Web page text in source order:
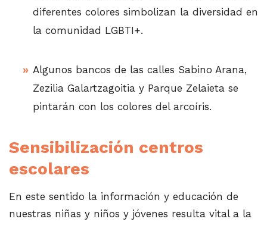
diferentes colores simbolizan la diversidad en
la comunidad LGBTI+.
Algunos bancos de las calles Sabino Arana,
Zezilia Galartzagoitia y Parque Zelaieta se
pintarán con los colores del arcoíris.
Sensibilización centros
escolares
En este sentido la información y educación de
nuestras niñas y niños y jóvenes resulta vital a la